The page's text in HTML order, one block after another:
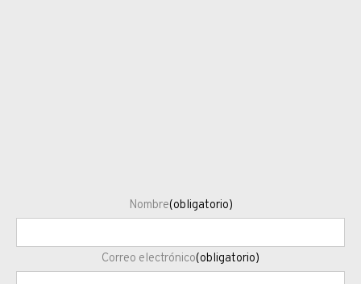
Nombre(obligatorio)
Correo electrónico(obligatorio)